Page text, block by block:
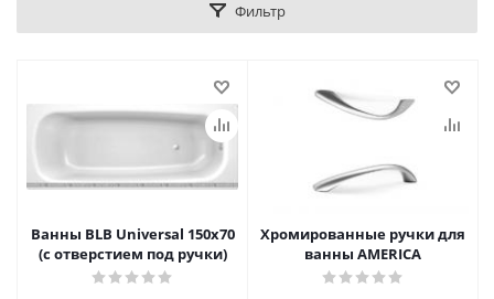
Фильтр
Ванны BLB Universal 150x70
(с отверстием под ручки)
Хромированные ручки для
ванны AMERICA